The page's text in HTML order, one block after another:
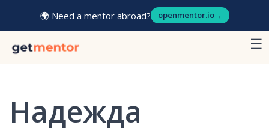
🌍 Need a mentor abroad? openmentor.io→
☰
Надежда